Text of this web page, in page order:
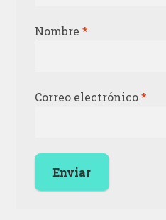
Nombre *
Correo electrónico*